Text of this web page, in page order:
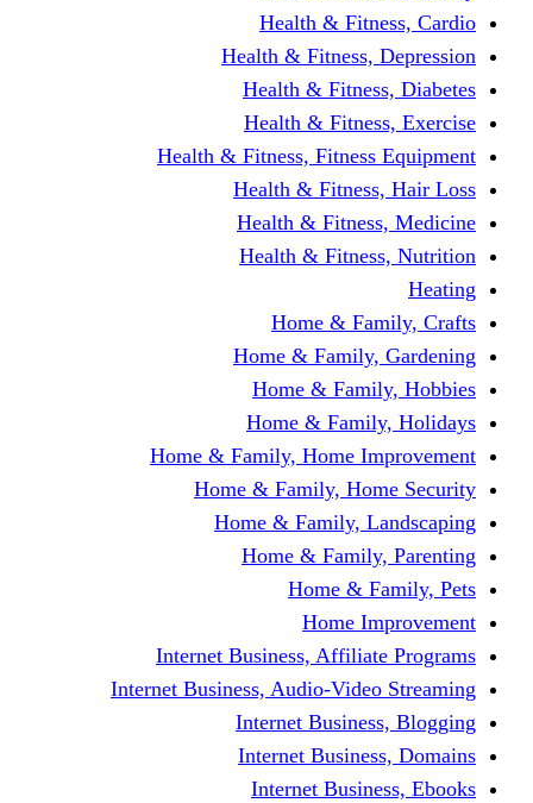
Health &
Health & Fitness,
Health &
Health &
Health & Fitness,
Health &
Health &
Health &
Home &
Home &
Home &
Home &
Home & Family, Home
Home & Family,
Home & Family,
Home &
Home &
Home
Internet Business,
Internet Business, Audio-
Internet
Internet
Internet